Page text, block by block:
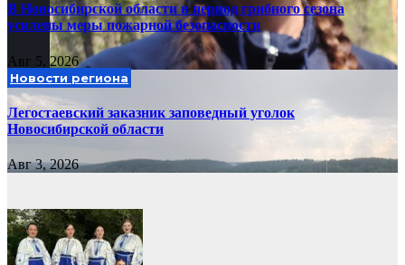
В Новосибирской области в период грибного сезона
усилены меры пожарной безопасности
Авг 5, 2026
Новости региона
Легостаевский заказник заповедный уголок
Новосибирской области
Авг 3, 2026